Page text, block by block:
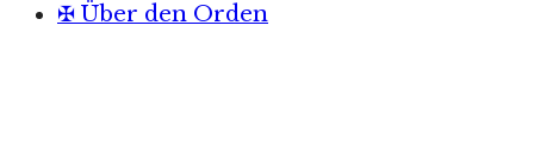
✠ Über den Orden